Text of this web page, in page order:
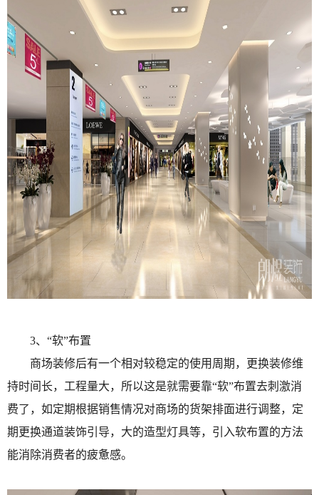
3、“软”布置
商场装修后有一个相对较稳定的使用周期，更换装修维
持时间长，工程量大，所以这是就需要靠“软”布置去刺激消
费了，如定期根据销售情况对商场的货架排面进行调整，定
期更换通道装饰引导，大的造型灯具等，引入软布置的方法
能消除消费者的疲惫感。